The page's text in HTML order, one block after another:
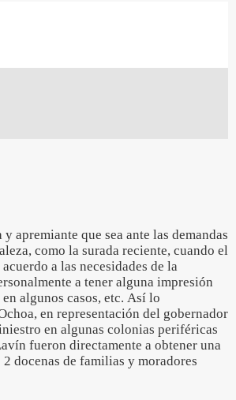
apremiante que sea ante las demandas
como la surada reciente, cuando el
a las necesidades de la
a tener alguna impresión
algunos casos, etc. Así lo
en representación del gobernador
en algunas colonias periféricas
fueron directamente a obtener una
docenas de familias y moradores